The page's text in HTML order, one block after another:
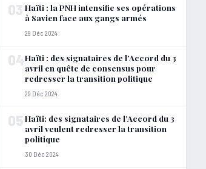
03 Haïti : la PNH intensifie ses opérations
à Savien face aux gangs armés
29 Déc 2024
04Haïti : des signataires de l’Accord du 3
avril en quête de consensus pour
redresser la transition politique
29 Déc 2024
05Haïti: des signataires de l’Accord du 3
avril veulent redresser la transition
politique
30 Déc 2024